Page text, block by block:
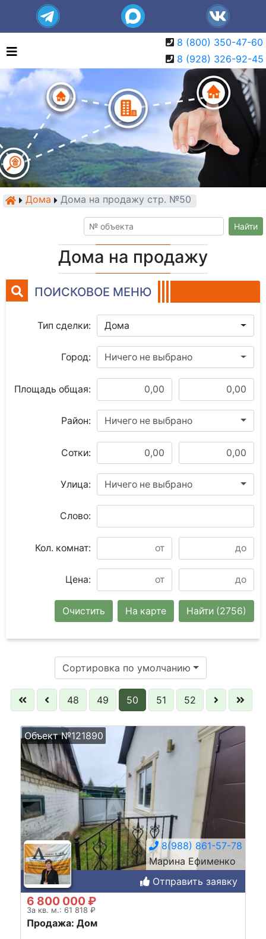
8 (800) 350-47-60
8 (928) 326-92-45
Дома Дома на продажу стр. №50
Найти
Дома на продажу
ПОИСКОВОЕ МЕНЮ
Тип сделки: Дома
Город: Ничего не выбрано
Площадь общая:
Район: Ничего не выбрано
Сотки:
Улица: Ничего не выбрано
Слово:
Кол. комнат:
Цена:
Найти (2756)
На карте
Очистить
Сортировка по умолчанию
48 49 50 51 52
Объект №121890
8(988) 861-57-78
Марина Ефименко
Отправить заявку
6 800 000 ₽
За кв. м.: 61 818 ₽
Продажа: Дом